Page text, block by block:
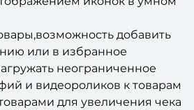
добавить
или в избранное
неограниченное
и видеороликов к товарам
для увеличения чека